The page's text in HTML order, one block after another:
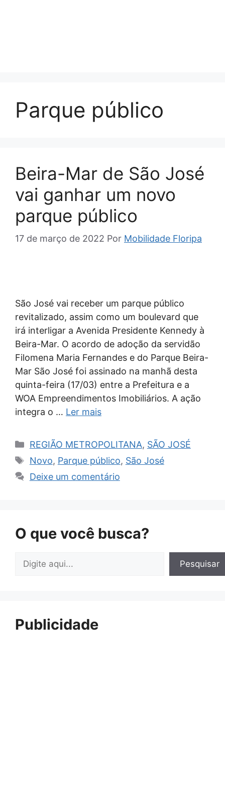
Parque público
Beira-Mar de São José
vai ganhar um novo
parque público
17 de março de 2022 Por Mobilidade Floripa
São José vai receber um parque público
revitalizado, assim como um boulevard que
irá interligar a Avenida Presidente Kennedy à
Beira-Mar. O acordo de adoção da servidão
Filomena Maria Fernandes e do Parque Beira-
Mar São José foi assinado na manhã desta
quinta-feira (17/03) entre a Prefeitura e a
WOA Empreendimentos Imobiliários. A ação
integra o … Ler mais
Categorias
REGIÃO METROPOLITANA, SÃO JOSÉ
Tags
Novo, Parque público, São José
Deixe um comentário
O que você busca?
Pesquisar Pesquisar
Publicidade